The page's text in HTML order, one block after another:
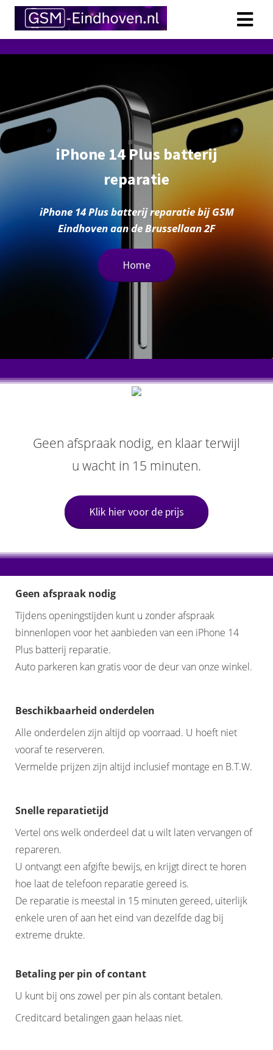
iPhone 14 Plus batterij
reparatie
iPhone 14 Plus batterij reparatie bij GSM
Eindhoven aan de Brussellaan 2F
Home
Geen afspraak nodig, en klaar terwijl
u wacht in 15 minuten.
Klik hier voor de prijs
Geen afspraak nodig
Tijdens openingstijden kunt u zonder afspraak
binnenlopen voor het aanbieden van een iPhone 14
Plus batterij reparatie.
Auto parkeren kan gratis voor de deur van onze winkel.
Beschikbaarheid onderdelen
Alle onderdelen zijn altijd op voorraad. U hoeft niet
vooraf te reserveren.
Vermelde prijzen zijn altijd inclusief montage en B.T.W.
Snelle reparatietijd
Vertel ons welk onderdeel dat u wilt laten vervangen of
repareren.
U ontvangt een afgifte bewijs, en krijgt direct te horen
hoe laat de telefoon reparatie gereed is.
De reparatie is meestal in 15 minuten gereed, uiterlijk
enkele uren of aan het eind van dezelfde dag bij
extreme drukte.
Betaling per pin of contant
U kunt bij ons zowel per pin als contant betalen.
Creditcard betalingen gaan helaas niet.